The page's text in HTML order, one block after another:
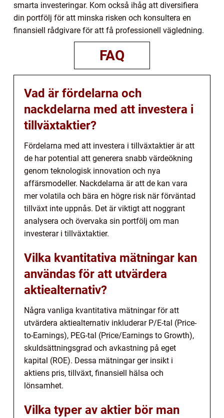
smarta investeringar. Kom också ihåg att diversifiera
din portfölj för att minska risken och konsultera en
finansiell rådgivare för att få professionell vägledning.
FAQ
Vad är fördelarna och
nackdelarna med att investera i
tillväxtaktier?
Fördelarna med att investera i tillväxtaktier är att
de har potential att generera snabb värdeökning
genom teknologisk innovation och nya
affärsmodeller. Nackdelarna är att de kan vara
mer volatila och bära en högre risk när förväntad
tillväxt inte uppnås. Det är viktigt att noggrant
analysera och övervaka sin portfölj om man
investerar i tillväxtaktier.
Vilka kvantitativa mätningar kan
användas för att utvärdera
aktiealternativ?
Några vanliga kvantitativa mätningar för att
utvärdera aktiealternativ inkluderar P/E-tal (Price-
to-Earnings), PEG-tal (Price/Earnings to Growth),
skuldsättningsgrad och avkastning på eget
kapital (ROE). Dessa mätningar ger insikt i
aktiens pris, tillväxt, finansiell hälsa och
lönsamhet.
Vilka typer av aktier bör man